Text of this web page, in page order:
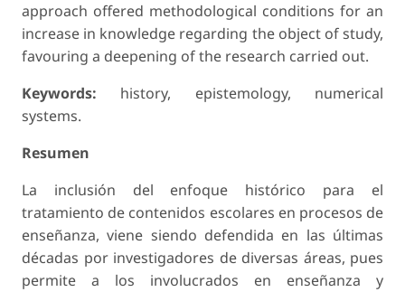
approach of­fered methodological conditions for an
increase in knowledge regarding the object of study,
favouring a deepening of the research carried out.
Keywords: history, epistemology, numerical
systems.
Resumen
La inclusión del enfoque histórico para el
tratamiento de contenidos escolares en procesos de
enseñanza, viene siendo defendida en las últimas
décadas por investiga­dores de diversas áreas, pues
permite a los involucrados en enseñanza y